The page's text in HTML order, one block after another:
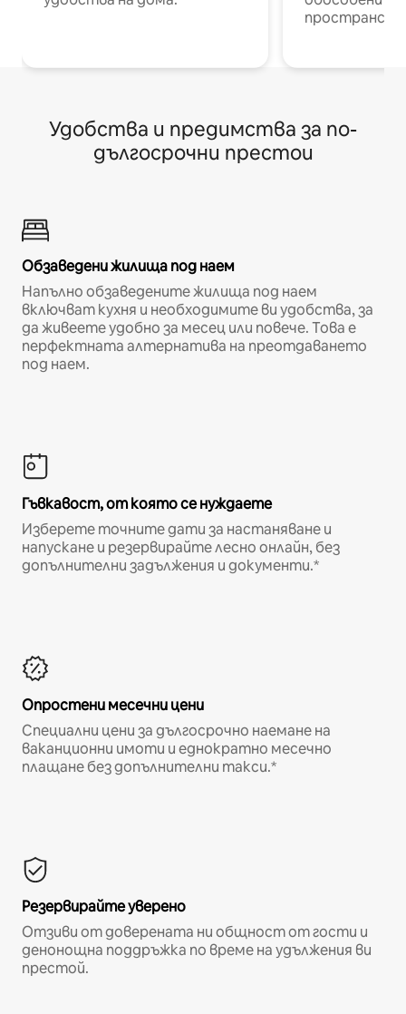
Удобства и предимства за по-
дългосрочни престои
Обзаведени жилища под наем
Напълно обзаведените жилища под наем
включват кухня и необходимите ви удобства, за
да живеете удобно за месец или повече. Това е
перфектната алтернатива на преотдаването
под наем.
Гъвкавост, от която се нуждаете
Изберете точните дати за настаняване и
напускане и резервирайте лесно онлайн, без
допълнителни задължения и документи.*
Опростени месечни цени
Специални цени за дългосрочно наемане на
ваканционни имоти и еднократно месечно
плащане без допълнителни такси.*
Резервирайте уверено
Отзиви от доверената ни общност от гости и
денонощна поддръжка по време на удължения ви
престой.